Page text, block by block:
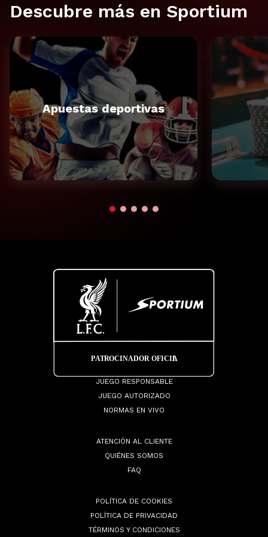
Descubre más en Sportium
Apuestas deportivas
JUEGO RESPONSABLE
JUEGO AUTORIZADO
NORMAS EN VIVO
ATENCIÓN AL CLIENTE
QUIÉNES SOMOS
FAQ
POLÍTICA DE COOKIES
POLÍTICA DE PRIVACIDAD
TÉRMINOS Y CONDICIONES